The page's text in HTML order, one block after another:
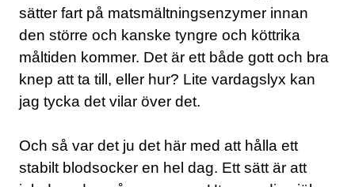
sätter fart på matsmältningsenzymer innan
den större och kanske tyngre och köttrika
måltiden kommer. Det är ett både gott och bra
knep att ta till, eller hur? Lite vardagslyx kan
jag tycka det vilar över det.
Och så var det ju det här med att hålla ett
stabilt blodsocker en hel dag. Ett sätt är att